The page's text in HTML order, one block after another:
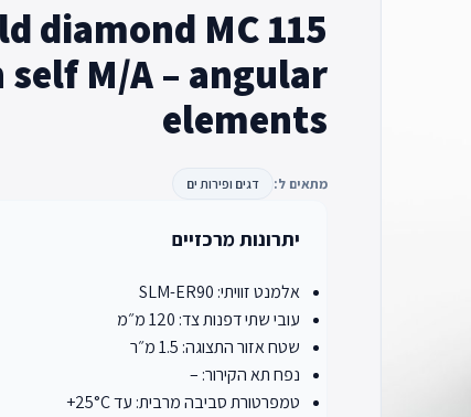
diamond MC 115
M/A – angular
elements
מתאים ל: דגים ופירות ים
יתרונות מרכזיים
אלמנט זוויתי: SLM-ER90
עובי שתי דפנות צד: 120 מ״מ
שטח אזור התצוגה: 1.5 מ״ר
נפח תא הקירור: –
טמפרטורת סביבה מרבית: עד ‎+25°C